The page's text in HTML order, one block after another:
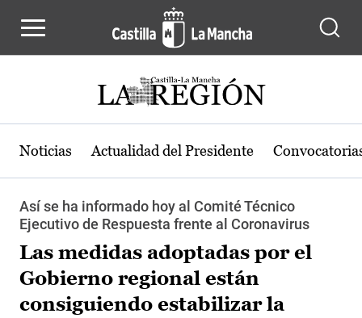
Noticias Actualidad del Presidente
Así se ha informado hoy al Comité Técnico
Ejecutivo de Respuesta frente al Coronavirus
Las medidas adoptadas por el
Gobierno regional están
consiguiendo estabilizar la